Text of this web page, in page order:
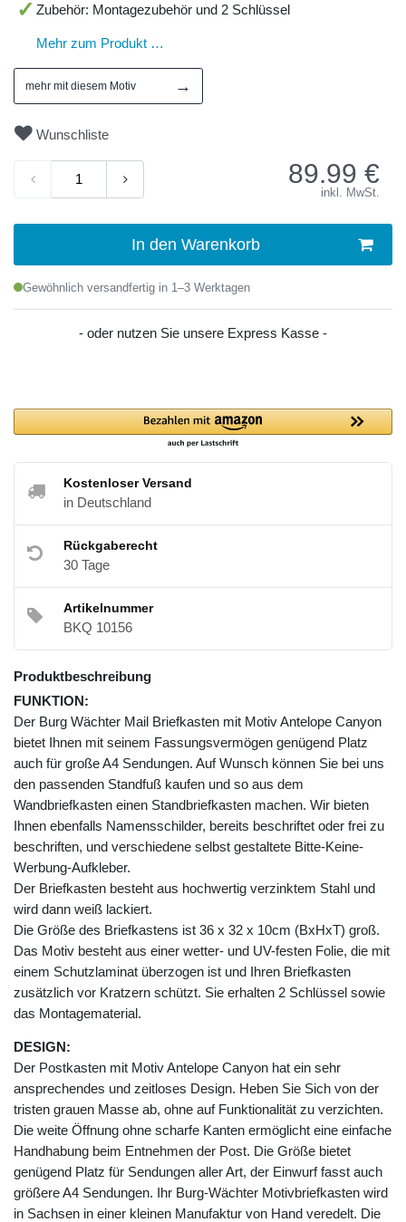
Zubehör: Montagezubehör und 2 Schlüssel
Mehr zum Produkt …
mehr mit diesem Motiv →
Wunschliste
89.99 €
inkl. MwSt.
In den Warenkorb
Gewöhnlich versandfertig in 1–3 Werktagen
- oder nutzen Sie unsere Express Kasse -
Kostenloser Versand
in Deutschland
Rückgaberecht
30 Tage
Artikelnummer
BKQ 10156
Produktbeschreibung
FUNKTION:
Der Burg Wächter Mail Briefkasten mit Motiv Antelope Canyon
bietet Ihnen mit seinem Fassungsvermögen genügend Platz
auch für große A4 Sendungen. Auf Wunsch können Sie bei uns
den passenden Standfuß kaufen und so aus dem
Wandbriefkasten einen Standbriefkasten machen. Wir bieten
Ihnen ebenfalls Namensschilder, bereits beschriftet oder frei zu
beschriften, und verschiedene selbst gestaltete Bitte-Keine-
Werbung-Aufkleber.
Der Briefkasten besteht aus hochwertig verzinktem Stahl und
wird dann weiß lackiert.
Die Größe des Briefkastens ist 36 x 32 x 10cm (BxHxT) groß.
Das Motiv besteht aus einer wetter- und UV-festen Folie, die mit
einem Schutzlaminat überzogen ist und Ihren Briefkasten
zusätzlich vor Kratzern schützt. Sie erhalten 2 Schlüssel sowie
das Montagematerial.
DESIGN:
Der Postkasten mit Motiv Antelope Canyon hat ein sehr
ansprechendes und zeitloses Design. Heben Sie Sich von der
tristen grauen Masse ab, ohne auf Funktionalität zu verzichten.
Die weite Öffnung ohne scharfe Kanten ermöglicht eine einfache
Handhabung beim Entnehmen der Post. Die Größe bietet
genügend Platz für Sendungen aller Art, der Einwurf fasst auch
größere A4 Sendungen. Ihr Burg-Wächter Motivbriefkasten wird
in Sachsen in einer kleinen Manufaktur von Hand veredelt. Die